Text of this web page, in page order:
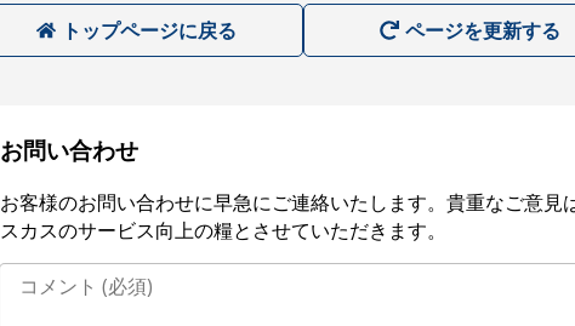
トップページに戻る ページを更新する
お問い合わせ
お客様のお問い合わせに早急にご連絡いたします。貴重なご意見
スカスのサービス向上の糧とさせていただきます。